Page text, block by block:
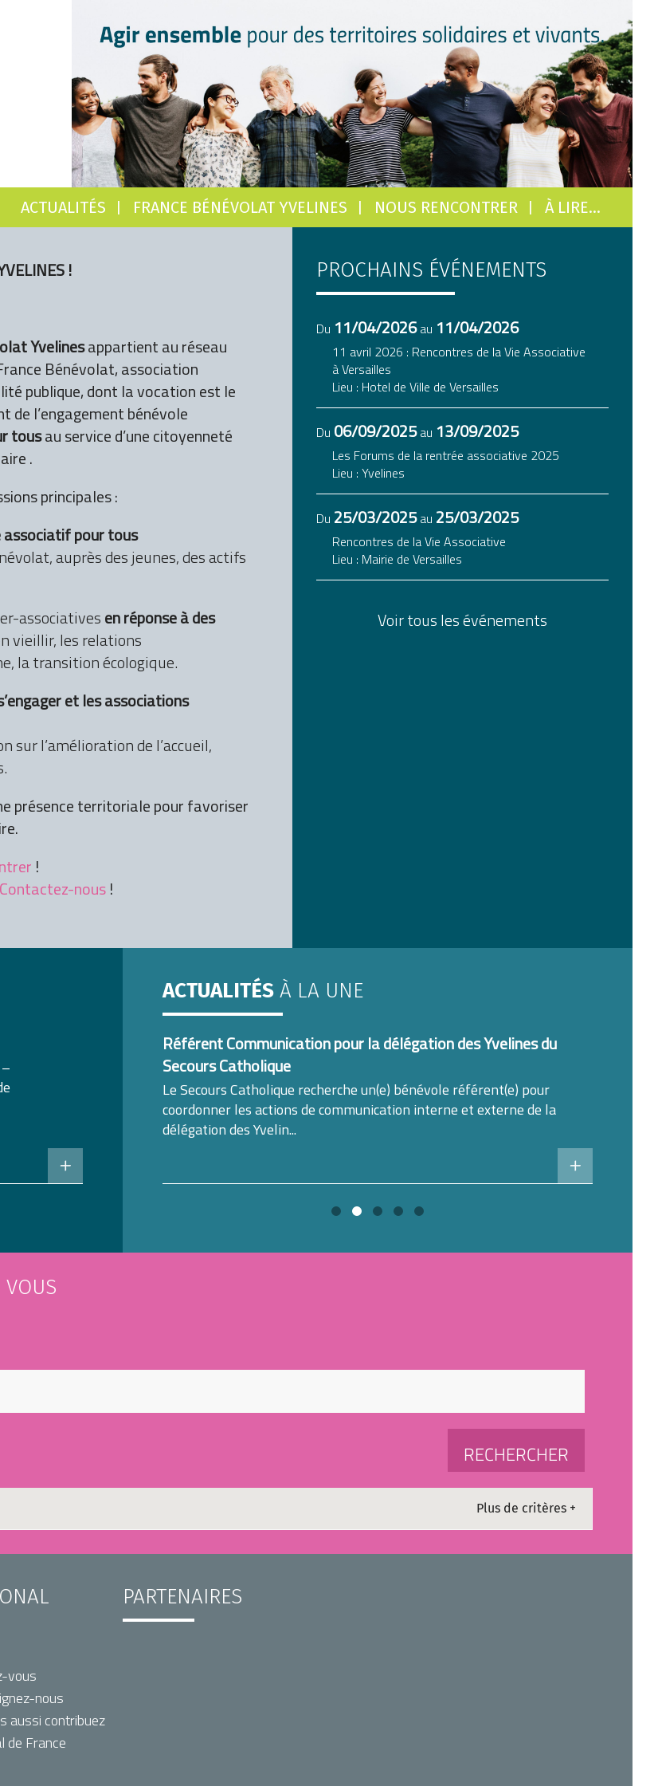
ACTUALITÉS FRANCE BÉNÉVOLAT YVELINES NOUS RENCONTRER À LIRE…
!
Yvelinesappartient au réseau
Bénévolat, association
publique, dont la vocation est le
de l’engagement bénévole
tousau service d’une citoyenneté
.
principales :
associatifpour tous
auprès des jeunes, des actifs
associativesen réponse à des
vieillir, les relations
la transition écologique.
et les associations
sur l’amélioration de l’accueil,
présence territoriale pour favoriser
!
Contactez-nous!
PROCHAINS ÉVÉNEMENTS
Du 11/04/2026au 11/04/2026
11 avril 2026 : Rencontres de la Vie Associative
à Versailles
Lieu : Hotel de Ville de Versailles
Du 06/09/2025au 13/09/2025
Les Forums de la rentrée associative 2025
Lieu : Yvelines
Du 25/03/2025au 25/03/2025
Rencontres de la Vie Associative
Lieu : Mairie de Versailles
Voir tous les événements
ACTUALITÉS À LA UNE
Référent Communication pour la délégation des Yvelines du
Secours Catholique
Le Secours Catholique recherche un(e) bénévole référent(e) pour
coordonner les actions de communication interne et externe de la
délégation des Yvelin...
VOUS
vous
nous
aussi contribuez
de France
PARTENAIRES